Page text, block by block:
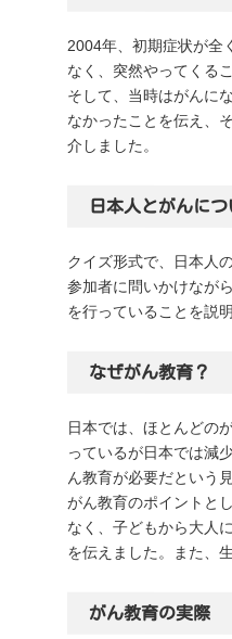
2004年、初期症状が全
なく、突然やってくる
そして、当時はがんに
なかったことを伝え、
介しました。
日本人とがんにつ
クイズ形式で、日本人
参加者に問いかけなが
を行っていることを説
なぜがん教育？
日本では、ほとんどの
っているが日本では減
ん教育が必要だという
がん教育のポイントと
なく、子どもから大人
を伝えました。また、
がん教育の実際